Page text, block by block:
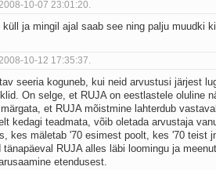
10-07 23:01:20.
küll ja mingil ajal saab see ning palju muudki
10-12 17:35:37.
seeria koguneb, kui neid arvustusi järjest
On selge, et RUJA on eestlastele oluline
et RUJA mõistmine lahterdub
kedagi teadmata, võib oletada arvustaja
kes mäletab '70 esimest poolt, kes '70 teist
tänapäeval RUJA alles läbi loomingu ja
etendusest.